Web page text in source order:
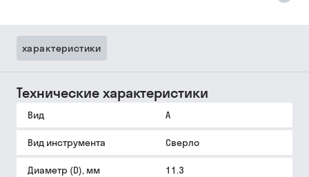
характеристики
Технические характеристики
Вид A
Вид инструмента Сверло
Диаметр (D), мм 11.3